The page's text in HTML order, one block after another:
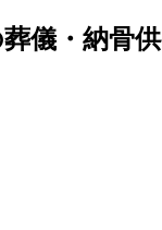
儀・納骨